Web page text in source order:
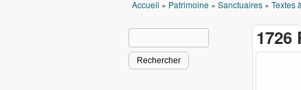
Vous êtes ici
Accueil » Patrimoine » Sanctuaires » Textes
1726
Formulaire de recherche